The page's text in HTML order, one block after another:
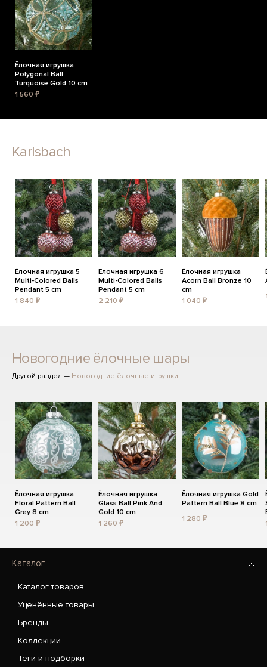
Ёлочная игрушка
Polygonal Ball
Turquoise Gold 10 cm
1 560 ₽
Karlsbach
Ёлочная игрушка 5
Multi-Colored Balls
Pendant 5 cm
1 840 ₽
Ёлочная игрушка 6
Multi-Colored Balls
Pendant 5 cm
2 210 ₽
Ёлочная игрушка
Acorn Ball Bronze 10
cm
1 040 ₽
Новогодние ёлочные шары
Другой раздел — Новогодние ёлочные игрушки
Ёлочная игрушка
Floral Pattern Ball
Grey 8 cm
1 200 ₽
Ёлочная игрушка
Glass Ball Pink And
Gold 10 cm
1 260 ₽
Ёлочная игрушка Gold
Pattern Ball Blue 8 cm
1 280 ₽
Каталог
Каталог товаров
Уценённые товары
Бренды
Коллекции
Теги и подборки